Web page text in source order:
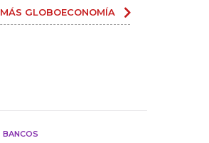
MÁS GLOBOECONOMÍA
BANCOS